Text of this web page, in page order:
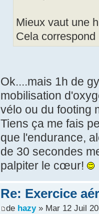
Mieux vaut une
Cela
Ok....mais 1h de
mobilisation
vélo ou du footing
Tiens ça me fais
que l'endurance,
de 30 secondes
palpiter le cœur!
Re: Exercice
de hazy» Mar 12 Juil